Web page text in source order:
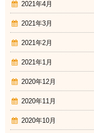
2021年4月
2021年3月
2021年2月
2021年1月
2020年12月
2020年11月
2020年10月